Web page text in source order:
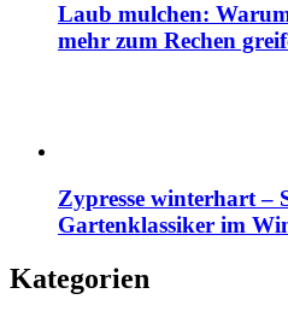
Laub mulchen:
mehr zum Rechen
Zypresse winterhart –
Gartenklassiker im
Kategorien